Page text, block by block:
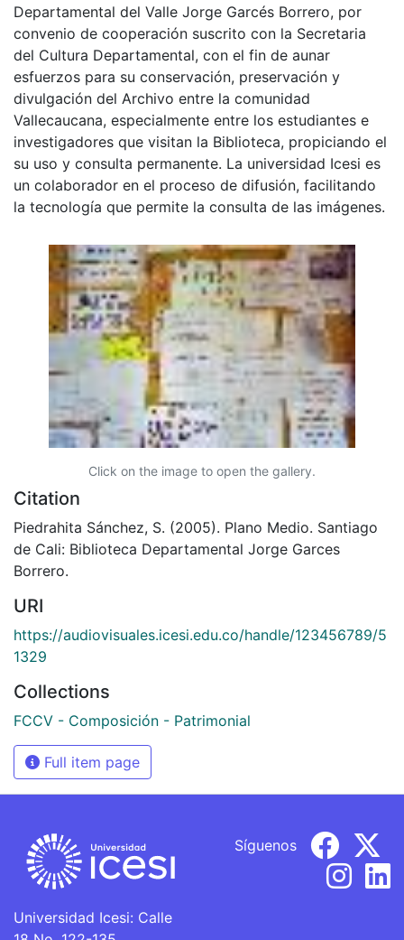
Departamental del Valle Jorge Garcés Borrero, por
convenio de cooperación suscrito con la Secretaria
del Cultura Departamental, con el fin de aunar
esfuerzos para su conservación, preservación y
divulgación del Archivo entre la comunidad
Vallecaucana, especialmente entre los estudiantes e
investigadores que visitan la Biblioteca, propiciando el
su uso y consulta permanente. La universidad Icesi es
un colaborador en el proceso de difusión, facilitando
la tecnología que permite la consulta de las imágenes.
Click on the image to open the gallery.
Citation
Piedrahita Sánchez, S. (2005). Plano Medio. Santiago
de Cali: Biblioteca Departamental Jorge Garces
Borrero.
URI
https://audiovisuales.icesi.edu.co/handle/123456789/5
1329
Collections
FCCV - Composición - Patrimonial
Full item page
Universidad Icesi: Calle
Síguenos